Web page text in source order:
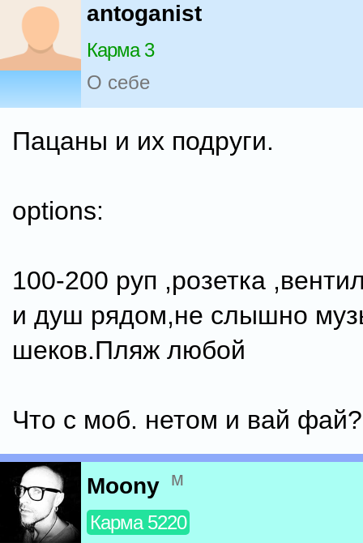
antoganist
Карма 3
О себе
Пацаны и их подруги.
options:
100-200 руп ,розетка
и душ рядом,не слышно
шеков.Пляж любой
Что с моб. нетом и вай фай?
Moony м
Карма 5220